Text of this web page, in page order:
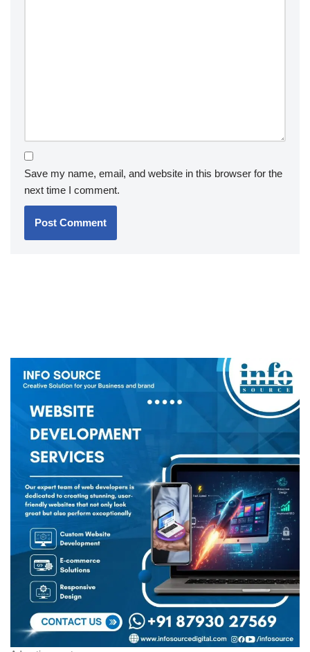
Save my name, email, and website in this browser for the
next time I comment.